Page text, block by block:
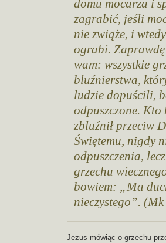
domu mocarza i
zagrabić, jeśli
nie zwiąże, i
ograbi.
wam: wszystkie
bluźnierstwa,
ludzie dopuścili,
odpuszczone. Kto
zbluźnił przeciw
Świętemu, nigdy
odpuszczenia,
grzechu
bowiem: „Ma
nieczystego”.
Jezus mówiąc o grzechu